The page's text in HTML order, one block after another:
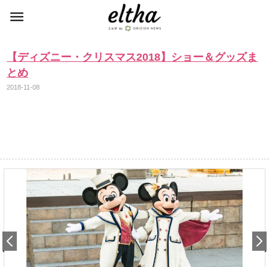
【ディズニー・クリスマス2018】ショー＆グッズま
とめ
2018-11-08